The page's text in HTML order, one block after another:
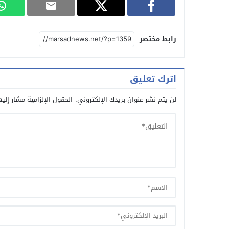
رابط مختصر
اترك تعليق
لن يتم نشر عنوان بريدك الإلكتروني. الحقول الإلزامية مشار